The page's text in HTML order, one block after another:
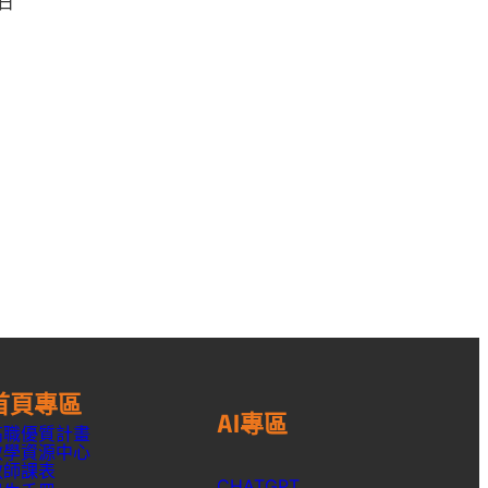
頁專區
職優質計畫
資源中心
課表
AI專區